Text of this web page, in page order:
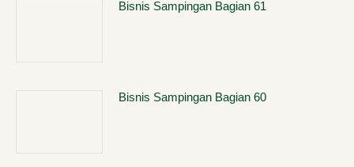
Bisnis Sampingan Bagian 61
Bisnis Sampingan Bagian 60